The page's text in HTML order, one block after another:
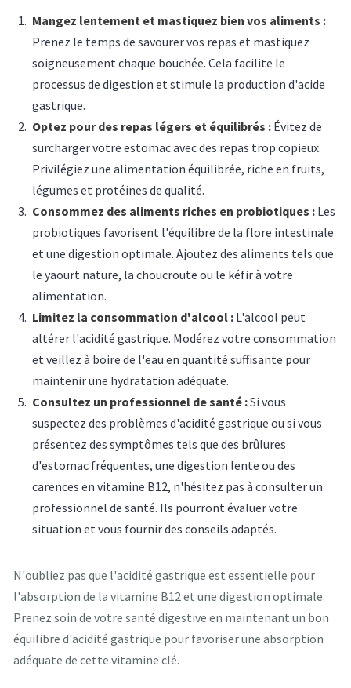
Mangez lentement et mastiquez bien vos aliments :
Prenez le temps de savourer vos repas et mastiquez
soigneusement chaque bouchée. Cela facilite le
processus de digestion et stimule la production d'acide
gastrique.
Optez pour des repas légers et équilibrés : Évitez de
surcharger votre estomac avec des repas trop copieux.
Privilégiez une alimentation équilibrée, riche en fruits,
légumes et protéines de qualité.
Consommez des aliments riches en probiotiques : Les
probiotiques favorisent l'équilibre de la flore intestinale
et une digestion optimale. Ajoutez des aliments tels que
le yaourt nature, la choucroute ou le kéfir à votre
alimentation.
Limitez la consommation d'alcool : L'alcool peut
altérer l'acidité gastrique. Modérez votre consommation
et veillez à boire de l'eau en quantité suffisante pour
maintenir une hydratation adéquate.
Consultez un professionnel de santé :Si vous
suspectez des problèmes d'acidité gastrique ou si vous
présentez des symptômes tels que des brûlures
d'estomac fréquentes, une digestion lente ou des
carences en vitamine B12, n'hésitez pas à consulter un
professionnel de santé. Ils pourront évaluer votre
situation et vous fournir des conseils adaptés.
N'oubliez pas que l'acidité gastrique est essentielle pour
l'absorption de la vitamine B12 et une digestion optimale.
Prenez soin de votre santé digestive en maintenant un bon
équilibre d'acidité gastrique pour favoriser une absorption
adéquate de cette vitamine clé.